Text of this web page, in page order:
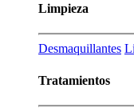
Limpieza
Desmaquillantes
Tratamientos